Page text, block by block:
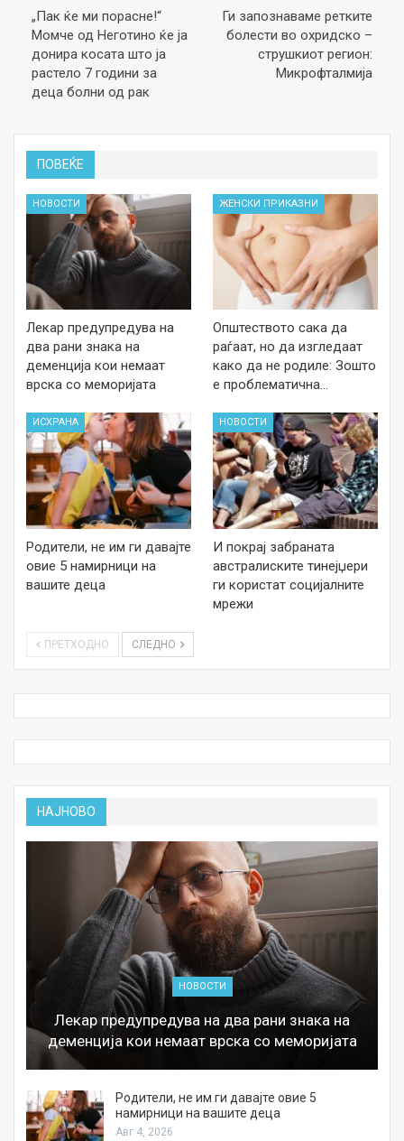
„Пак ќе ми порасне!“
Момче од Неготино ќе ја
донира косата што ја
растело 7 години за
деца болни од рак
Ги запознаваме ретките
болести во охридско –
струшкиот регион:
Микрофталмија
ПОВЕЌЕ
НОВОСТИ
Лекар предупредува на
два рани знака на
деменција кои немаат
врска со меморијата
ЖЕНСКИ ПРИКАЗНИ
Општеството сака да
раѓаат, но да изгледаат
како да не родиле: Зошто
е проблематична…
ИСХРАНА
Родители, не им ги давајте
овие 5 намирници на
вашите деца
НОВОСТИ
И покрај забраната
австралиските тинејџери
ги користат социјалните
мрежи
ПРЕТХОДНО СЛЕДНО
НАЈНОВО
НОВОСТИ
Лекар предупредува на два рани знака на
деменција кои немаат врска со меморијата
Родители, не им ги давајте овие 5
намирници на вашите деца
Авг 4, 2026